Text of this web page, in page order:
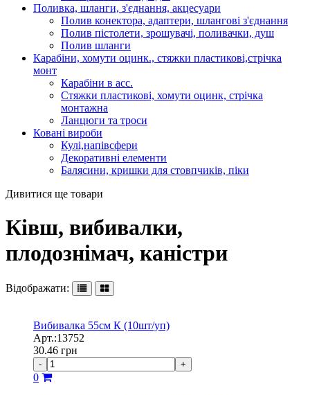
Поливка, шланги, з'єднання, акцесуари
Полив конектора, адаптери, шлангові з'єднання
Полив пістолети, зрошувачі, поливачки, душ
Полив шланги
Карабіни, хомути оцинк., стяжки пластикові,стрічка
монт
Карабіни в асс.
Стяжки пластикові, хомути оцинк, стрічка
монтажна
Ланцюги та троси
Ковані вироби
Кулі,напівсфери
Декоративні елементи
Балясини, кришки для стовпчиків, піки
Дивитися ще товари
Ківш, вибивалки,
плодознімач, каністри
Відображати:
Вибивалка 55см К (10шт/уп)
Арт.:13752
30.46 грн
- +
0